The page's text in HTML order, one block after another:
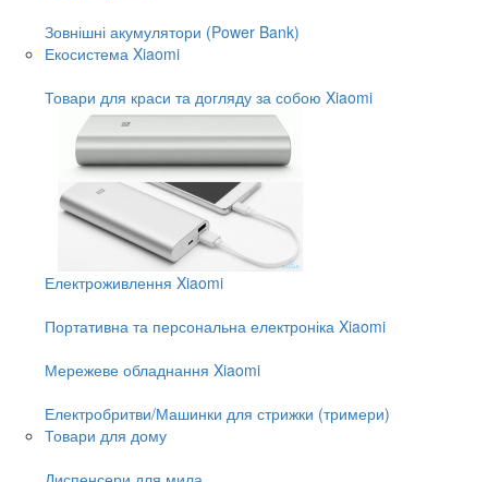
Зовнішні акумулятори (Power Bank)
Екосистема Xiaomi
Товари для краси та догляду за собою Xiaomi
Електроживлення Xiaomi
Портативна та персональна електроніка Xiaomi
Мережеве обладнання Xiaomi
Електробритви/Машинки для стрижки (тримери)
Товари для дому